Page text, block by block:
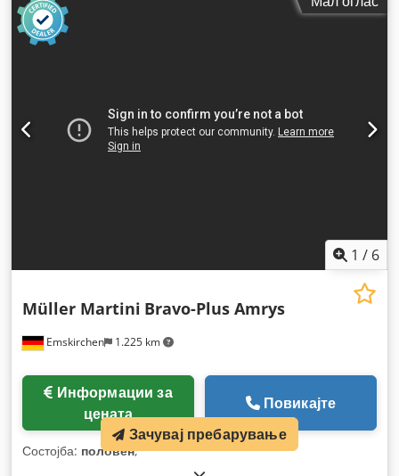
1 / 6
Emskirchen 1.225 km
Müller Martini Bravo-Plus Amrys
цената
Повикајте
Состојба: половен,
Зачувај пребарување